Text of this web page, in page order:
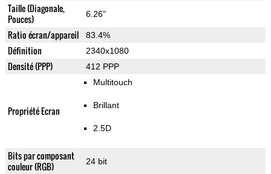
Taille (Diagonale,
Pouces)
6.26"
Ratio écran/appareil 83.4%
Définition 2340x1080
Densité (PPP) 412 PPP
Propriété Ecran
Multitouch
Brillant
2.5D
Bits par composant
couleur (RGB)
24 bit